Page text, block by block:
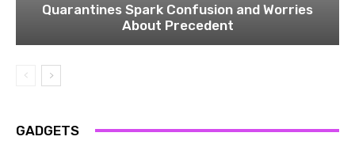
Quarantines Spark Confusion and Worries
About Precedent
GADGETS